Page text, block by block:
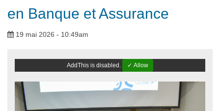
en Banque et Assurance
19 mai 2026 - 10:49am
AddThis is disabled. ✓ Allow